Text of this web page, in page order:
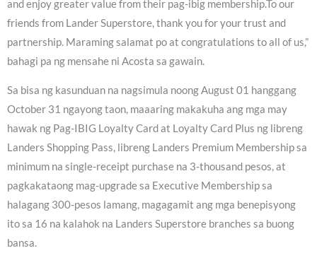
and enjoy greater value from their pag-ibig membership.To our
friends from Lander Superstore, thank you for your trust and
partnership. Maraming salamat po at congratulations to all of us,”
bahagi pa ng mensahe ni Acosta sa gawain.
Sa bisa ng kasunduan na nagsimula noong August 01 hanggang
October 31 ngayong taon, maaaring makakuha ang mga may
hawak ng Pag-IBIG Loyalty Card at Loyalty Card Plus ng libreng
Landers Shopping Pass, libreng Landers Premium Membership sa
minimum na single-receipt purchase na 3-thousand pesos, at
pagkakataong mag-upgrade sa Executive Membership sa
halagang 300-pesos lamang, magagamit ang mga benepisyong
ito sa 16 na kalahok na Landers Superstore branches sa buong
bansa.